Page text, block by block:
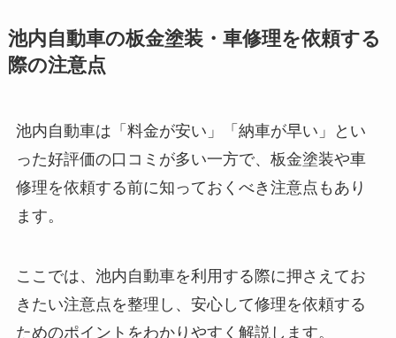
池内自動車の板金塗装・車修理を依頼する
際の注意点
池内自動車は「料金が安い」「納車が早い」とい
った好評価の口コミが多い一方で、板金塗装や車
修理を依頼する前に知っておくべき注意点もあり
ます。
ここでは、池内自動車を利用する際に押さえてお
きたい注意点を整理し、安心して修理を依頼する
ためのポイントをわかりやすく解説します。